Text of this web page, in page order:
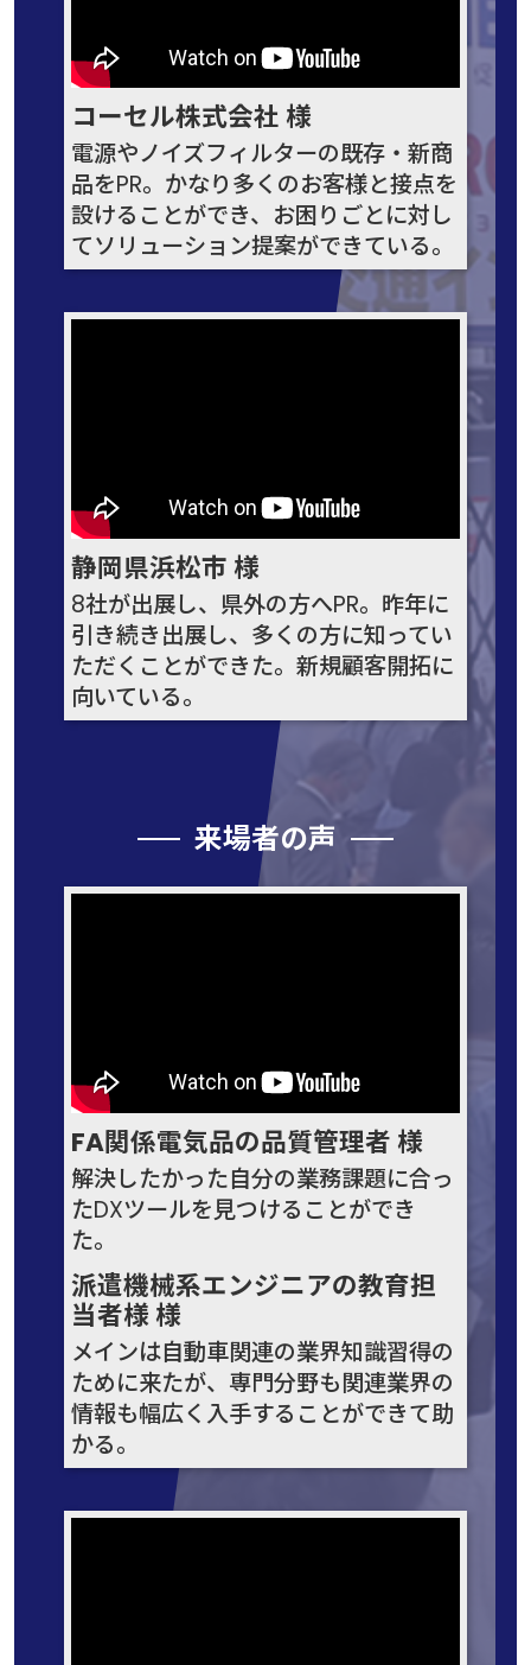
コーセル株式会社 様
電源やノイズフィルターの既存・新商
品をPR。かなり多くのお客様と接点を
設けることができ、お困りごとに対し
てソリューション提案ができている。
静岡県浜松市 様
8社が出展し、県外の方へPR。昨年に
引き続き出展し、多くの方に知ってい
ただくことができた。新規顧客開拓に
向いている。
来場者の声
FA関係電気品の品質管理者 様
解決したかった自分の業務課題に合っ
たDXツールを見つけることができ
た。
派遣機械系エンジニアの教育担
当者様 様
メインは自動車関連の業界知識習得の
ために来たが、専門分野も関連業界の
情報も幅広く入手することができて助
かる。